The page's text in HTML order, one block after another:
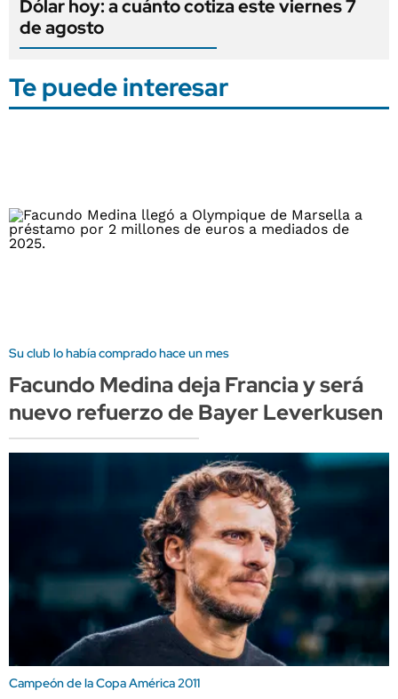
Dólar hoy: a cuánto cotiza este viernes 7
de agosto
Te puede interesar
Su club lo había comprado hace un mes
Facundo Medina deja Francia y será
nuevo refuerzo de Bayer Leverkusen
Campeón de la Copa América 2011